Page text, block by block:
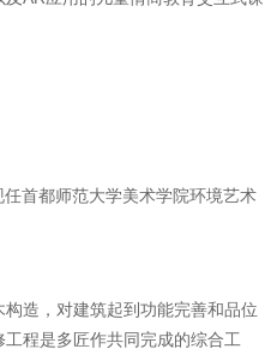
首都师范大学美术学院环境艺术
造，对建筑起到功能完善和品位
程是多匠作共同完成的综合工